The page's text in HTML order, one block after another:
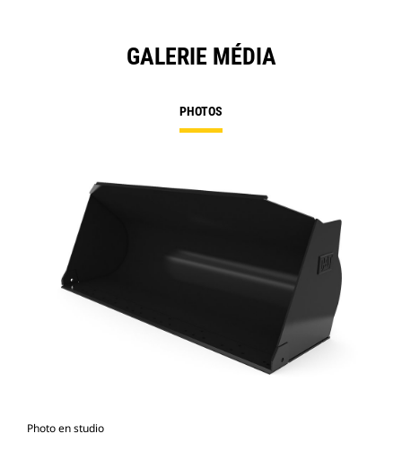
GALERIE MÉDIA
PHOTOS
Photo en studio